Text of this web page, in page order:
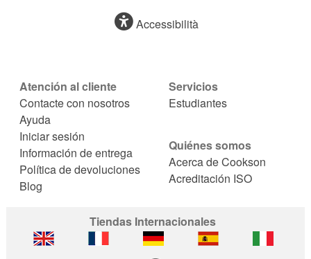
Accessibilità
Atención al cliente
Contacte con nosotros
Ayuda
Iniciar sesión
Información de entrega
Política de devoluciones
Blog
Servicios
Estudiantes
Quiénes somos
Acerca de Cookson
Acreditación ISO
Tiendas Internacionales